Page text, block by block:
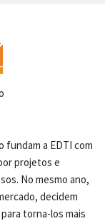
fundam a EDTI com
projetos e
No mesmo ano,
decidem
torna-los mais